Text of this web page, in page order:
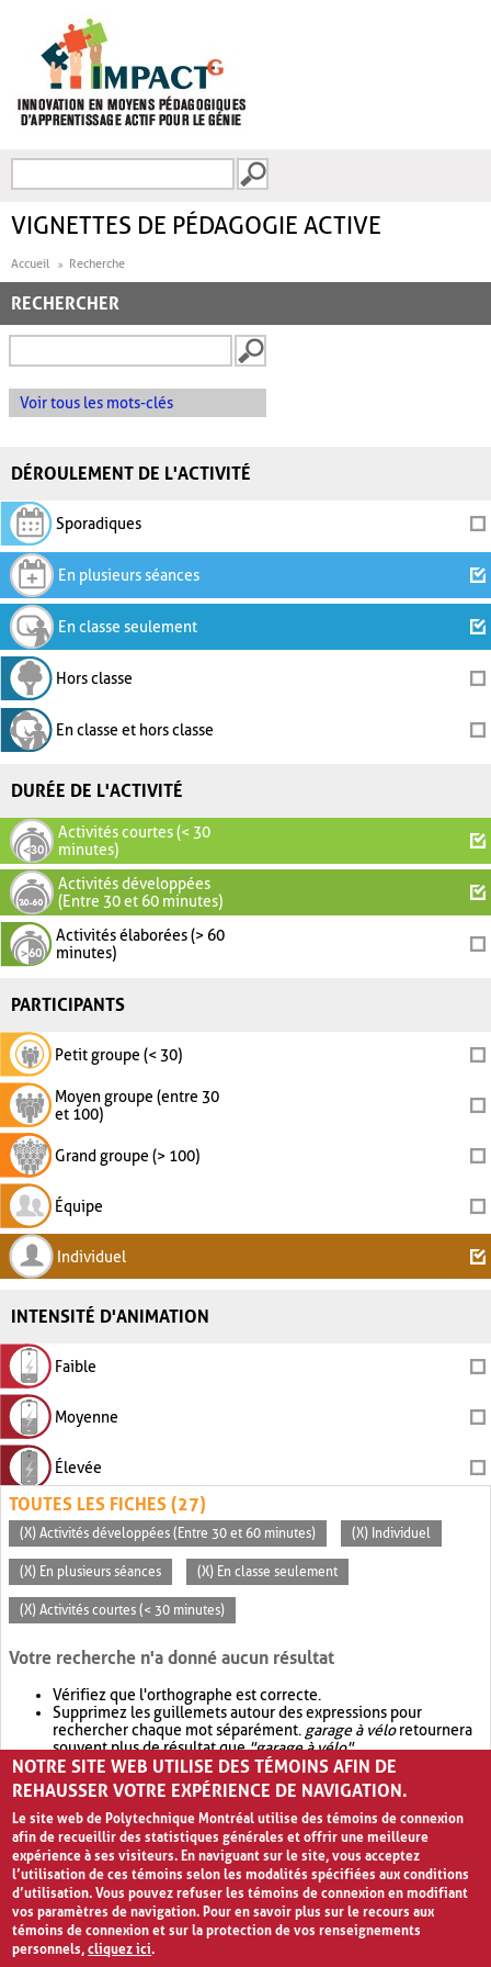
FORMULAIRE DE
VIGNETTES DE PÉDAGOGIE ACTIVE
Accueil Recherche
RECHERCHER
Voir tous les mots-clés
DÉROULEMENT DE L'ACTIVITÉ
Sporadiques
En plusieurs séances
En classe seulement
Hors classe
En classe et hors classe
DURÉE DE L'ACTIVITÉ
Activités courtes (< 30
minutes)
Activités développées
(Entre 30 et 60 minutes)
Activités élaborées (> 60
minutes)
PARTICIPANTS
Petit groupe (< 30)
Moyen groupe (entre 30
et 100)
Grand groupe (> 100)
Équipe
Individuel
INTENSITÉ D'ANIMATION
Faible
Moyenne
Élevée
TOUTES LES FICHES (27)
(X) Activités développées (Entre 30 et 60 minutes) (X) Individuel
(X) En plusieurs séances (X) En classe seulement
(X) Activités courtes (< 30 minutes)
Votre recherche n'a donné aucun résultat
Vérifiez que l'orthographe est correcte.
Supprimez les guillemets autour des expressions pour
rechercher chaque mot séparément. garage à véloretournera
souvent plus de résultat que"garage à vélo".
Envisagez d'élargir votre recherche avec OR.garage OR vélo
retournera souvent plus de résultat quegarage à vélo
NOTRE SITE WEB UTILISE DES TÉMOINS AFIN DE
REHAUSSER VOTRE EXPÉRIENCE DE NAVIGATION.
Le site web de Polytechnique Montréal utilise des témoins de connexion
afin de recueillir des statistiques générales et offrir une meilleure
expérience à ses visiteurs. En naviguant sur le site, vous acceptez
l’utilisation de ces témoins selon les modalités spécifiées aux conditions
d’utilisation. Vous pouvez refuser les témoins de connexion en modifiant
vos paramètres de navigation. Pour en savoir plus sur le recours aux
témoins de connexion et sur la protection de vos renseignements
personnels,cliquez ici.